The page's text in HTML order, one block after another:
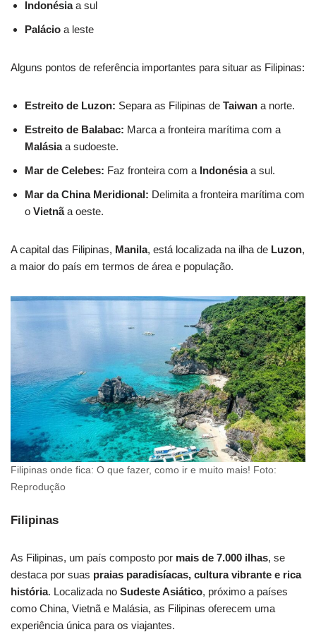
Indonésiaa sul
Palácio a leste
Alguns pontos de referência importantes para situar as Filipinas:
Estreito de Luzon: Separa as Filipinas de Taiwan a norte.
Estreito de Balabac: Marca a fronteira marítima com a
Malásiaa sudoeste.
Mar de Celebes: Faz fronteira com a Indonésiaa sul.
Mar da China Meridional: Delimita a fronteira marítima com
o Vietnãa oeste.
A capital das Filipinas, Manila, está localizada na ilha de Luzon,
a maior do país em termos de área e população.
Filipinas onde fica: O que fazer, como ir e muito mais! Foto:
Reprodução
Filipinas
As Filipinas, um país composto por mais de 7.000 ilhas, se
destaca por suas praias paradisíacas, cultura vibrante e rica
história. Localizada no Sudeste Asiático, próximo a países
como China, Vietnã e Malásia, as Filipinas oferecem uma
experiência única para os viajantes.